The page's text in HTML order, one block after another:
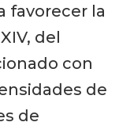
favorecer la
del
con
de
de